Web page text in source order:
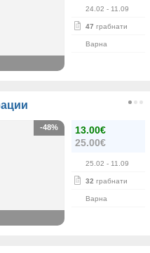
24.02 - 11.09
47 грабнати
Варна
13.00€
25.00€
25.02 - 11.09
32 грабнати
Варна
-48%